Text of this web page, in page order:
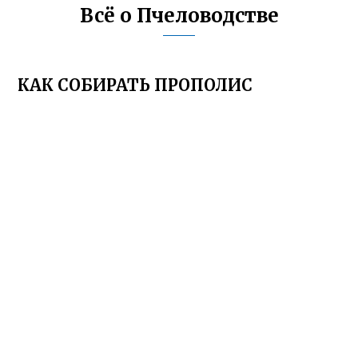
Всё о Пчеловодстве
КАК СОБИРАТЬ ПРОПОЛИС